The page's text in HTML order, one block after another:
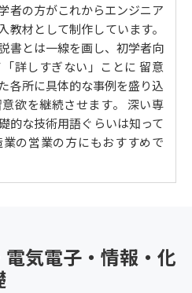
）
定数
者の方がこれからエンジニア
教材として制作しています。
書とは一線を画し、初学者向
詳しすぎない」ことに 留意
各所に具体的な事例を盛り込
欲を継続させます。 深い専
的な技術用語ぐらいは知って
の営業の方にもおすすめで
気電子・情報・化